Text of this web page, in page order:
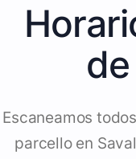
Escaneamos
parcello en